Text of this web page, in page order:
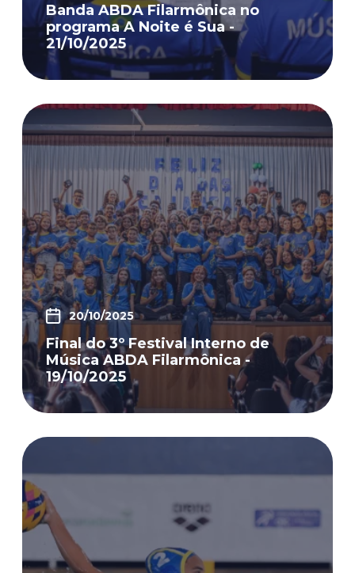
Banda ABDA Filarmônica no
programa A Noite é Sua -
21/10/2025
20/10/2025
Final do 3º Festival Interno de
Música ABDA Filarmônica -
19/10/2025